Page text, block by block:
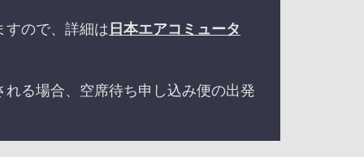
すので、詳細は 日本エアコミュータ
る場合、空席待ち申し込み便の出発